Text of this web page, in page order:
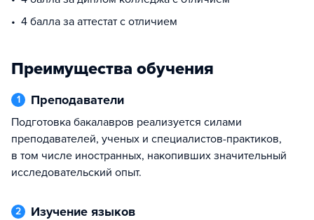
4 балла за аттестат с отличием
Преимущества обучения
1 Преподаватели
Подготовка бакалавров реализуется силами
преподавателей, ученых и специалистов-практиков,
в том числе иностранных, накопивших значительный
исследовательский опыт.
2 Изучение языков